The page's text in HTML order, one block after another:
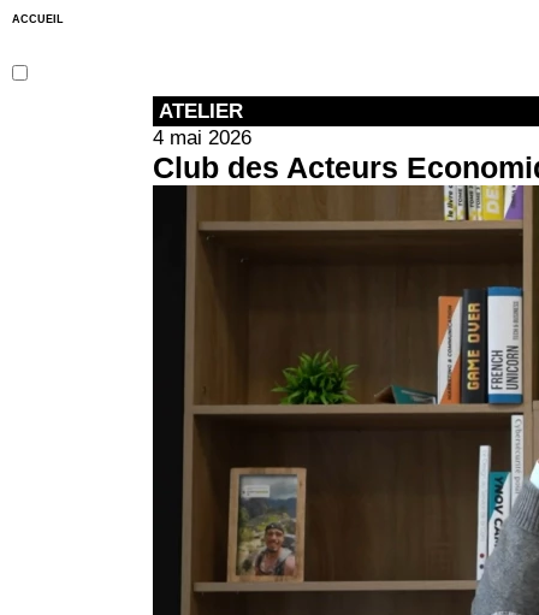
ACCUEIL
ATELIER
4 mai 2026
Club des Acteurs